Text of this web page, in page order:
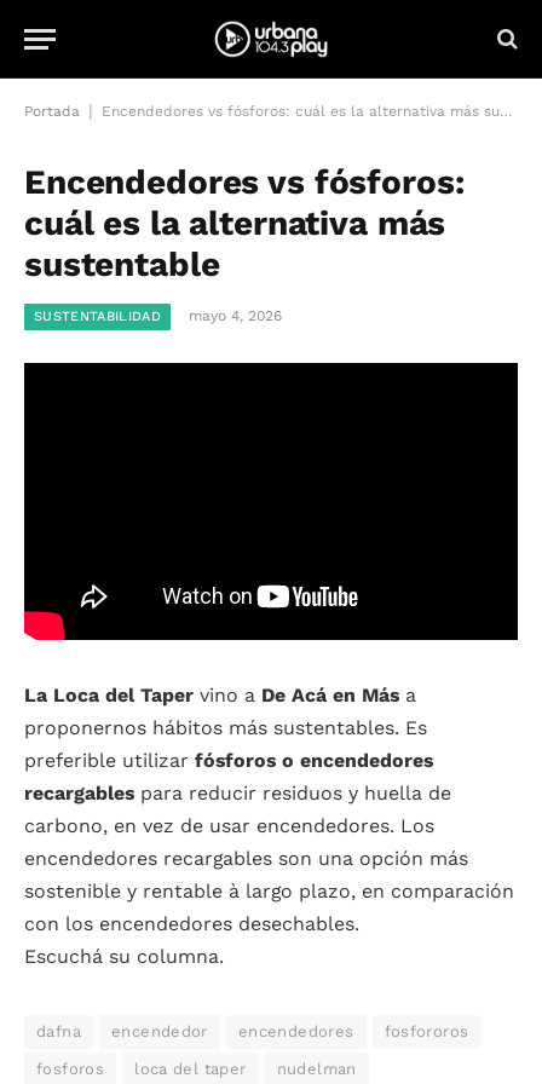
Portada Encendedores vs fósforos: cuál es la alternativa más sustentable
Encendedores vs fósforos:
cuál es la alternativa más
sustentable
SUSTENTABILIDAD mayo 4, 2026
La Loca del Taper vino a De Acá en Más a
proponernos hábitos más sustentables. Es
preferible utilizar fósforos o encendedores
recargables para reducir residuos y huella de
carbono, en vez de usar encendedores. Los
encendedores recargables son una opción más
sostenible y rentable à largo plazo, en comparación
con los encendedores desechables.
Escuchá su columna.
dafna encendedor encendedores fosfororos
fosforos loca del taper nudelman